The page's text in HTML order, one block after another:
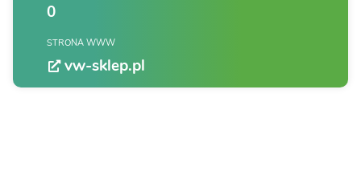
0
STRONA WWW
vw-sklep.pl